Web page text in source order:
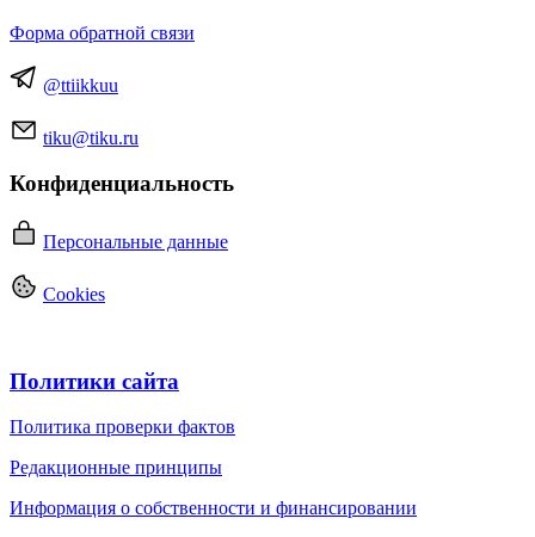
Форма обратной связи
@ttiikkuu
tiku@tiku.ru
Конфиденциальность
Персональные данные
Cookies
Политики сайта
Политика проверки фактов
Редакционные принципы
Информация о собственности и финансировании